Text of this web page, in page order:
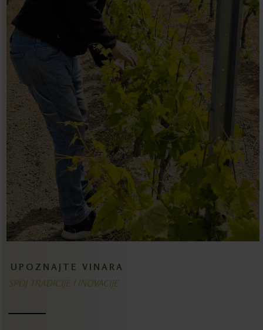
UPOZNAJTE VINARA
SPOJ TRADICIJE I INOVACIJE